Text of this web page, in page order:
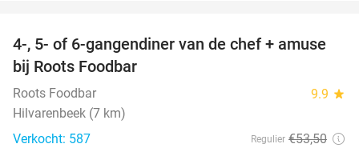
35%
4-, 5- of 6-gangendiner van de chef + amuse
bij Roots Foodbar
Roots Foodbar 9.9 star
Hilvarenbeek (7 km)
Verkocht: 587
Regulier €53,50